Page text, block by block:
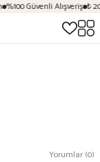
%100 Güvenli Alışveriş ₺
Yorumlar (0)